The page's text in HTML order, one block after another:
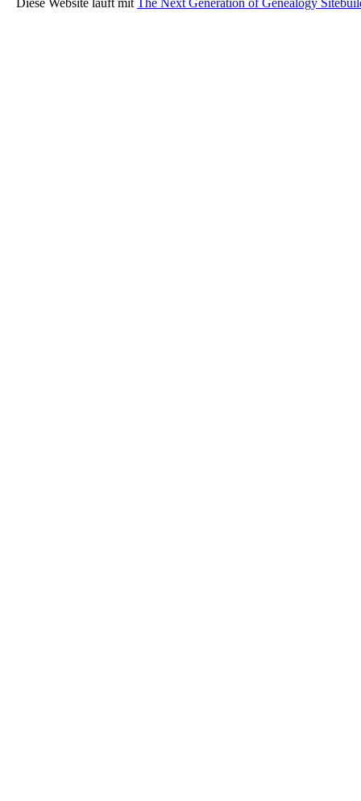
Diese Website läuft mit The Next Generation of Genealogy